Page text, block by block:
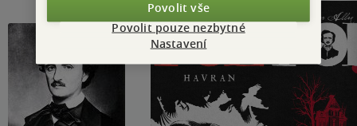
Povolit vše
Povolit pouze nezbytné
Nastavení